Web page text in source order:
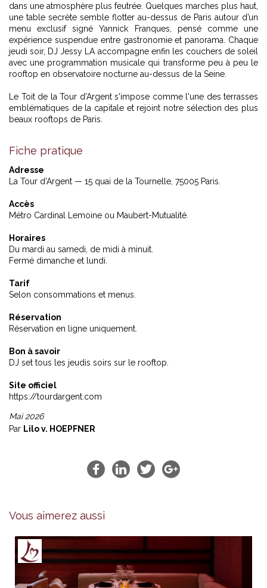
dans une atmosphère plus feutrée. Quelques marches plus haut,
une table secrète semble flotter au-dessus de Paris autour d’un
menu exclusif signé Yannick Franques, pensé comme une
expérience suspendue entre gastronomie et panorama. Chaque
jeudi soir, DJ Jessy LA accompagne enfin les couchers de soleil
avec une programmation musicale qui transforme peu à peu le
rooftop en observatoire nocturne au-dessus de la Seine.
Le Toit de la Tour d'Argent s'impose comme l'une des terrasses
emblématiques de la capitale et rejoint notre sélection des plus
beaux rooftops de Paris.
Fiche pratique
Adresse
La Tour d’Argent — 15 quai de la Tournelle, 75005 Paris.
Accès
Métro Cardinal Lemoine ou Maubert-Mutualité.
Horaires
Du mardi au samedi, de midi à minuit.
Fermé dimanche et lundi.
Tarif
Selon consommations et menus.
Réservation
Réservation en ligne uniquement.
Bon à savoir
DJ set tous les jeudis soirs sur le rooftop.
Site officiel
https://tourdargent.com
Mai 2026
Par Lilo v. HOEPFNER
Vous aimerez aussi